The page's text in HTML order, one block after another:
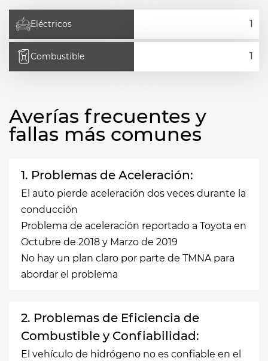
Eléctricos
Combustible
Averías frecuentes y
fallas más comunes
1. Problemas de Aceleración:
El auto pierde aceleración dos veces durante la
conducción
Problema de aceleración reportado a Toyota en
Octubre de 2018 y Marzo de 2019
No hay un plan claro por parte de TMNA para
abordar el problema
2. Problemas de Eficiencia de
Combustible y Confiabilidad:
El vehículo de hidrógeno no es confiable en el